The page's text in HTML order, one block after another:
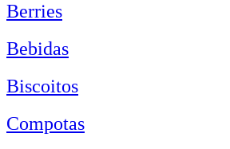
Berries
Bebidas
Biscoitos
Compotas